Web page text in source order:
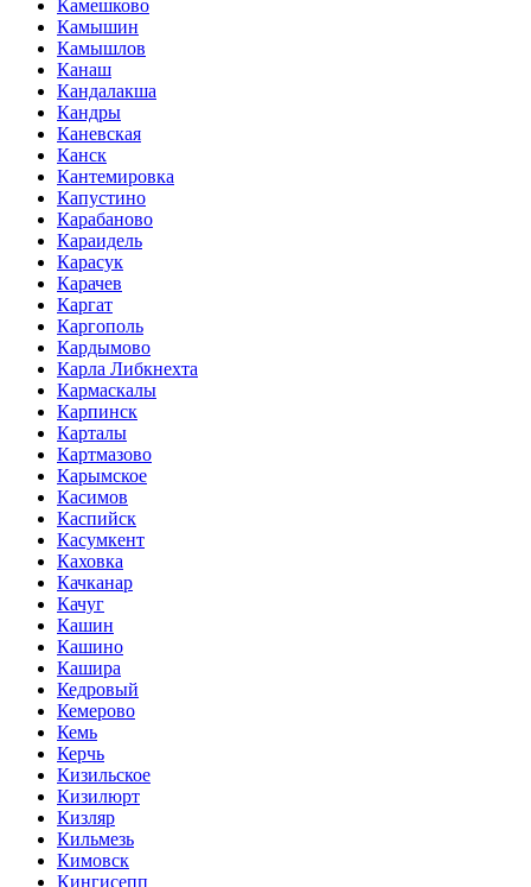
Камешково
Камышин
Камышлов
Канаш
Кандалакша
Кандры
Каневская
Канск
Кантемировка
Капустино
Карабаново
Караидель
Карасук
Карачев
Каргат
Каргополь
Кардымово
Карла Либкнехта
Кармаскалы
Карпинск
Карталы
Картмазово
Карымское
Касимов
Каспийск
Касумкент
Каховка
Качканар
Качуг
Кашин
Кашино
Кашира
Кедровый
Кемерово
Кемь
Керчь
Кизильское
Кизилюрт
Кизляр
Кильмезь
Кимовск
Кингисепп